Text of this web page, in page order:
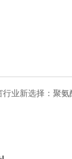
行业新选择：聚